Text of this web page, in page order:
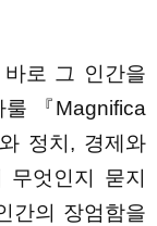
로 그 인간을
룰 『Magnifica
정치, 경제와
엇인지 묻지
간의 장엄함을